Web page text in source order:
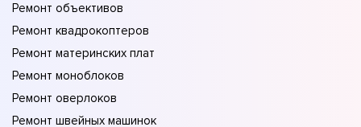
Ремонт объективов
Ремонт квадрокоптеров
Ремонт материнских плат
Ремонт моноблоков
Ремонт оверлоков
Ремонт швейных машинок